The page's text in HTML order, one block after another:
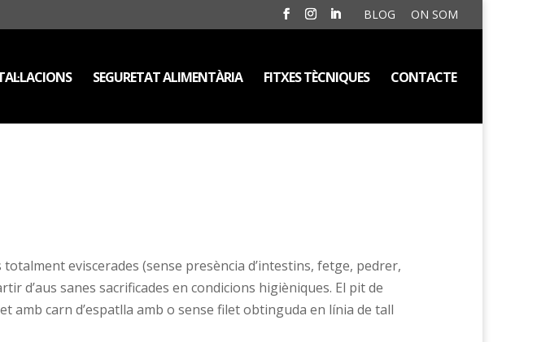
BLOG ON SOM
SEGURETAT ALIMENTÀRIA FITXES TÈCNIQUES CONTACTE
eviscerades (sense presència d’intestins, fetge, pedrer,
d’aus sanes sacrificades en condicions higièniques. El pit de
amb carn d’espatlla amb o sense filet obtinguda en línia de tall